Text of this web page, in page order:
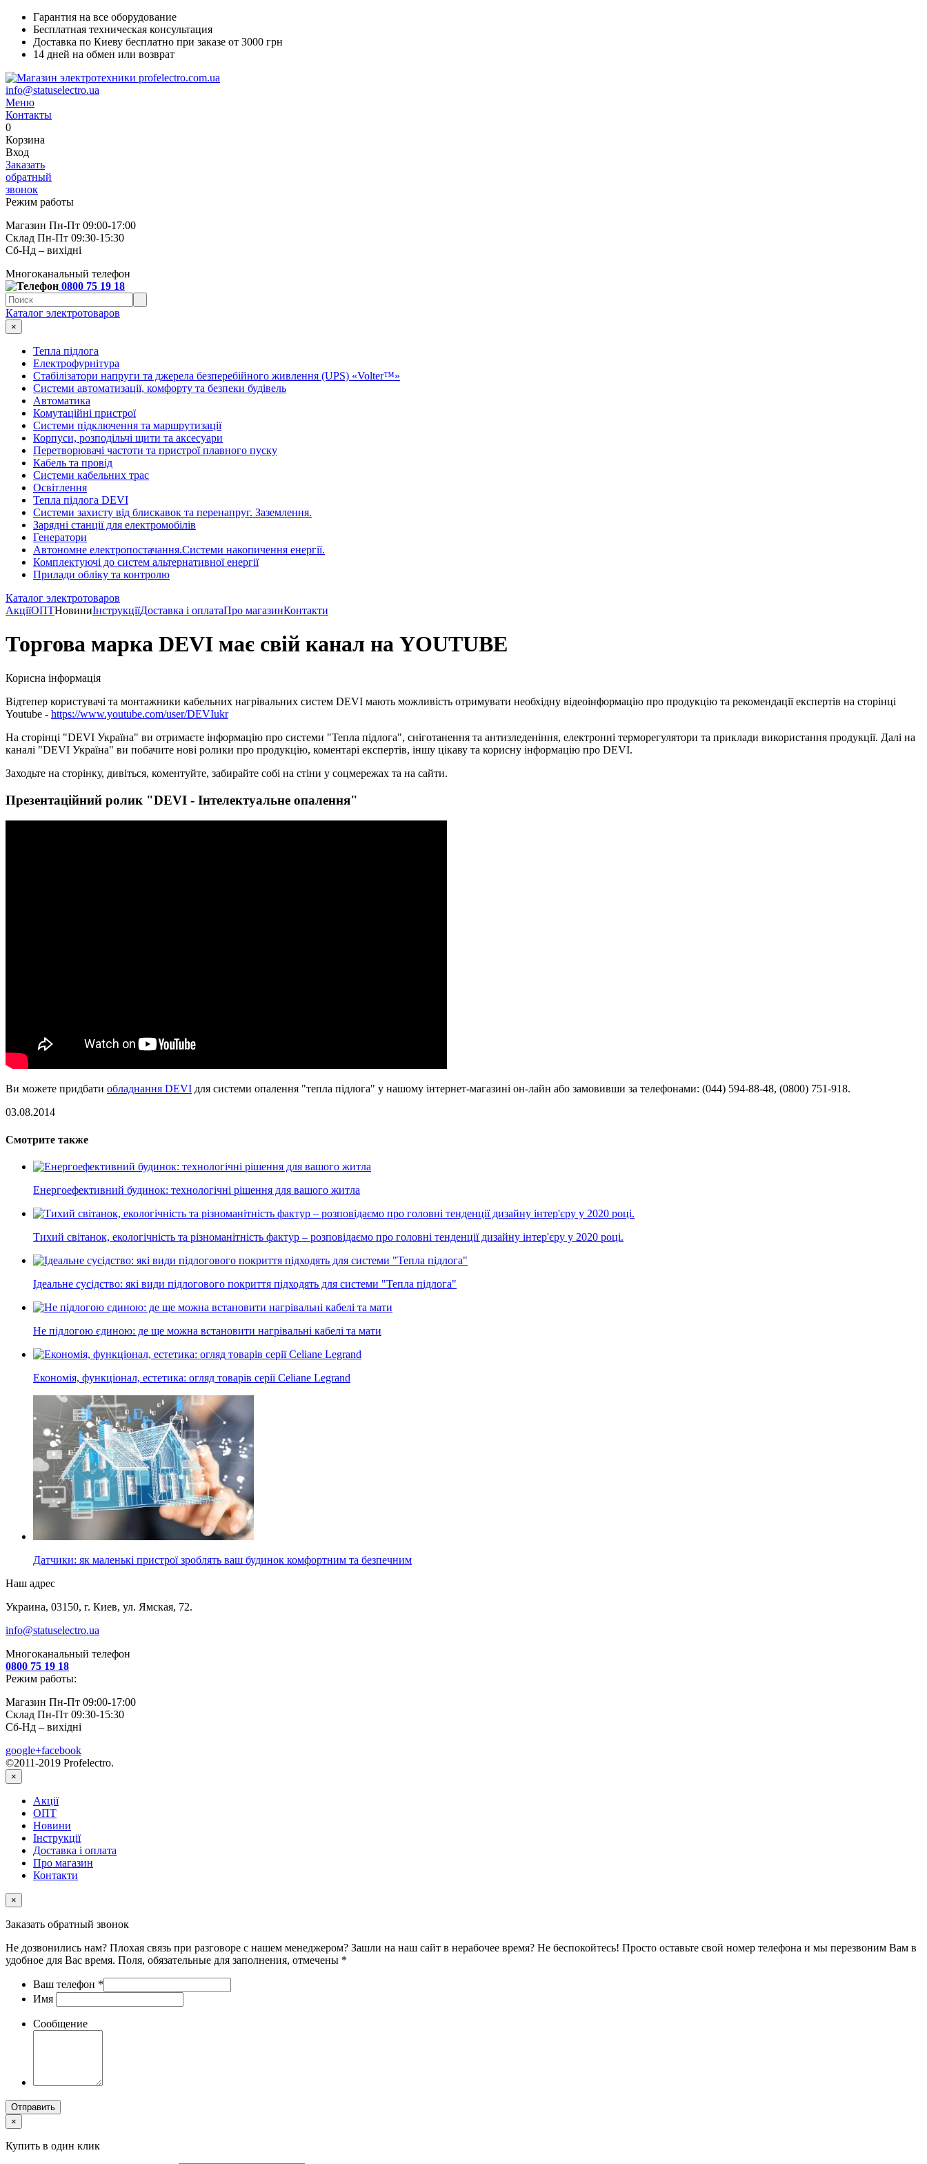
Гарантия на все оборудование
Бесплатная техническая консультация
Доставка по Киеву бесплатно при заказе от 3000 грн
14 дней на обмен или возврат
info@statuselectro.ua
Меню
Контакты
0
Корзина
Вход
Заказать
обратный
звонок
Режим работы
Магазин Пн-Пт 09:00-17:00
Склад Пн-Пт 09:30-15:30
Сб-Нд – вихідні
Многоканальный телефон
0800 75 19 18
Каталог электротоваров
×
Тепла підлога
Електрофурнітура
Cтабілізатори напруги та джерела безперебійного живлення (UPS) «Volter™»
Системи автоматизації, комфорту та безпеки будівель
Автоматика
Комутаційні пристрої
Системи підключення та маршрутизації
Корпуси, розподільчі щити та аксесуари
Перетворювачі частоти та пристрої плавного пуску
Кабель та провід
Системи кабельних трас
Освітлення
Тепла підлога DEVI
Системи захисту від блискавок та перенапруг. Заземлення.
Зарядні станції для електромобілів
Генератори
Автономне електропостачання.Системи накопичення енергії.
Комплектуючі до систем альтернативної енергії
Прилади обліку та контролю
Каталог электротоваров
АкціїОПТНовиниІнструкціїДоставка і оплатаПро магазинКонтакти
Торгова марка DEVI має свій канал на YOUTUBE
Корисна інформація
Відтепер користувачі та монтажники кабельних нагрівальних систем DEVI мають можливість отримувати необхідну відеоінформацію про продукцію та рекомендації експертів на сторінці
Youtube - https://www.youtube.com/user/DEVIukr
На сторінці "DEVI Україна" ви отримаєте інформацію про системи "Тепла підлога", сніготанення та антизледеніння, електронні терморегулятори та приклади використання продукції. Далі на
каналі "DEVI Україна" ви побачите нові ролики про продукцію, коментарі експертів, іншу цікаву та корисну інформацію про DEVI.
Заходьте на сторінку, дивіться, коментуйте, забирайте собі на стіни у соцмережах та на сайти.
Презентаційний ролик "DEVI - Інтелектуальне опалення"
Ви можете придбати обладнання DEVI для системи опалення "тепла підлога" у нашому інтернет-магазині он-лайн або замовивши за телефонами: (044) 594-88-48, (0800) 751-918.
03.08.2014
Смотрите также
Енергоефективний будинок: технологічні рішення для вашого житла
Тихий світанок, екологічність та різноманітність фактур – розповідаємо про головні тенденції дизайну інтер'єру у 2020 році.
Ідеальне сусідство: які види підлогового покриття підходять для системи "Тепла підлога"
Не підлогою єдиною: де ще можна встановити нагрівальні кабелі та мати
Економія, функціонал, естетика: огляд товарів серії Celiane Legrand
Датчики: як маленькі пристрої зроблять ваш будинок комфортним та безпечним
Наш адрес
Украина, 03150, г. Киев, ул. Ямская, 72.
info@statuselectro.ua
Многоканальный телефон
0800 75 19 18
Режим работы:
Магазин Пн-Пт 09:00-17:00
Склад Пн-Пт 09:30-15:30
Сб-Нд – вихідні
google+facebook
©2011-2019 Profelectro.
×
Акції
ОПТ
Новини
Інструкції
Доставка і оплата
Про магазин
Контакти
×
Заказать обратный звонок
Не дозвонились нам? Плохая связь при разговоре с нашем менеджером? Зашли на наш сайт в нерабочее время? Не беспокойтесь! Просто оставьте свой номер телефона и мы перезвоним Вам в
удобное для Вас время. Поля, обязательные для заполнения, отмечены *
Ваш телефон *
Имя
Сообщение
Отправить
×
Купить в один клик